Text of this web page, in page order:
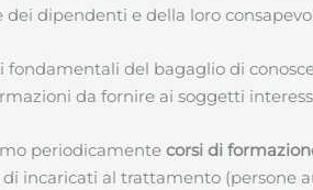
dei dipendenti e della loro
fondamentali del bagaglio di
da fornire ai soggetti
periodicamente corsi di
incaricati al trattamento (persone